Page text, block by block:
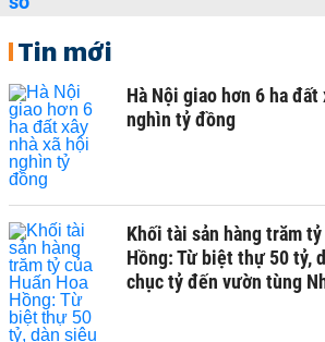
Tin mới
Hà Nội giao hơn 6 ha đất
nghìn tỷ đồng
Khối tài sản hàng trăm tỷ
Hồng: Từ biệt thự 50 tỷ,
chục tỷ đến vườn tùng